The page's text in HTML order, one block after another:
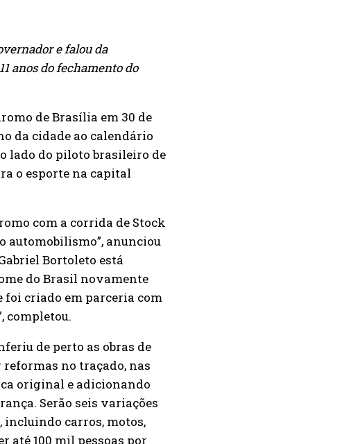
e falou da
anos do fechamento do
de Brasília em 30 de
da cidade ao calendário
lado do piloto brasileiro de
o esporte na capital
com a corrida de Stock
automobilismo”, anunciou
Bortoleto está
do Brasil novamente
criado em parceria com
completou.
de perto as obras de
reformas no traçado, nas
original e adicionando
Serão seis variações
incluindo carros, motos,
até 100 mil pessoas por